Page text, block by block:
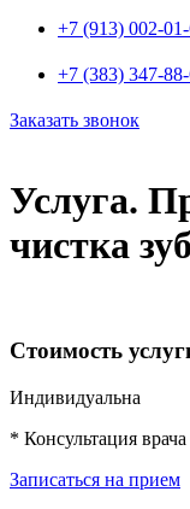
+7 (913) 002-
+7 (383) 347-
Заказать звонок
Услуга.
чистка
Стоимость
Индивидуальна
* Консультация врача
Записаться на прием